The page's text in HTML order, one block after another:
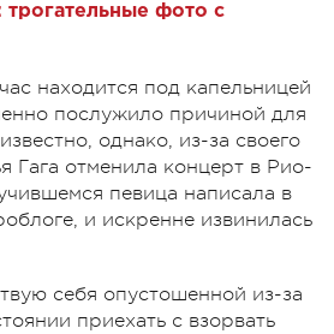
трогательные фото с
находится под капельницей
послужило причиной для
однако, из-за своего
Гага отменила концерт в Рио-
певица написала в
и искренне извинилась
себя опустошенной из-за
приехать с взорвать